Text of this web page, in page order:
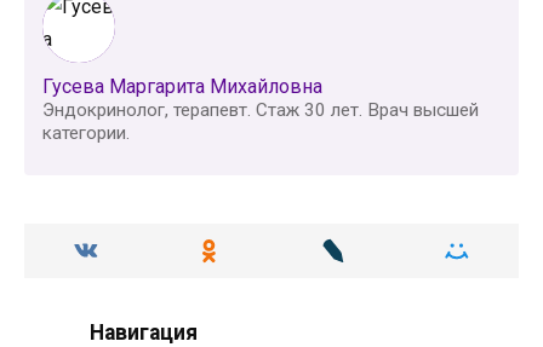
Гусева Маргарита Михайловна
Эндокринолог, терапевт. Стаж 30 лет. Врач высшей
категории.
Навигация